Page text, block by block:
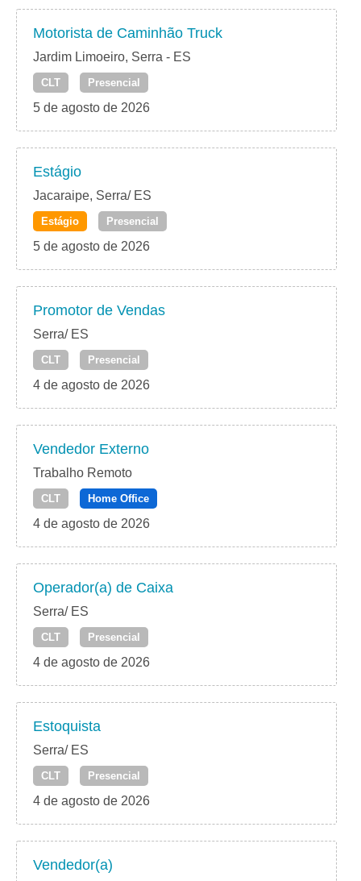
Motorista de Caminhão Truck
Jardim Limoeiro, Serra - ES
CLT Presencial
5 de agosto de 2026
Estágio
Jacaraipe, Serra/ ES
Estágio Presencial
5 de agosto de 2026
Promotor de Vendas
Serra/ ES
CLT Presencial
4 de agosto de 2026
Vendedor Externo
Trabalho Remoto
CLT Home Office
4 de agosto de 2026
Operador(a) de Caixa
Serra/ ES
CLT Presencial
4 de agosto de 2026
Estoquista
Serra/ ES
CLT Presencial
4 de agosto de 2026
Vendedor(a)